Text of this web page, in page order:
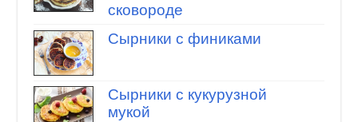
сковороде
Сырники с финиками
Сырники с кукурузной
мукой